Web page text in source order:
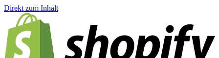
Direkt zum Inhalt